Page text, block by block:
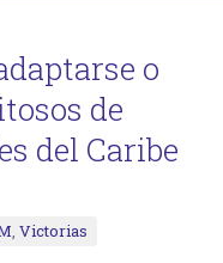
o
de
del Caribe
,Victorias